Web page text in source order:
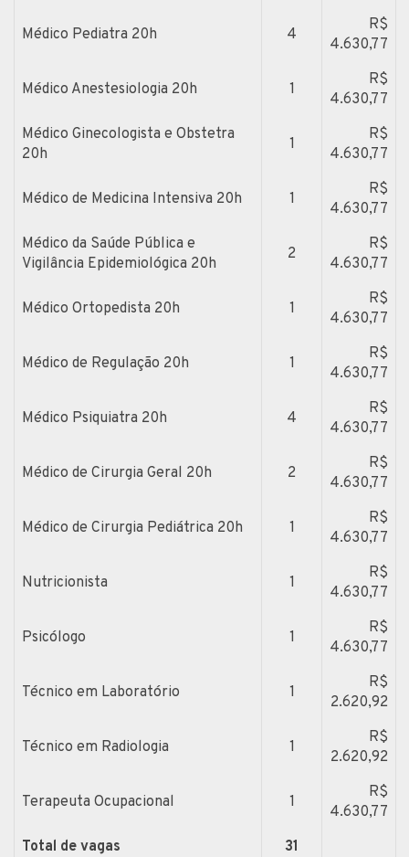
Médico Pediatra 20h 4
R$
4.630,77
Médico Anestesiologia 20h 1
R$
4.630,77
Médico Ginecologista e Obstetra
20h
1
R$
4.630,77
Médico de Medicina Intensiva 20h 1
R$
4.630,77
Médico da Saúde Pública e
Vigilância Epidemiológica 20h
2
R$
4.630,77
Médico Ortopedista 20h 1
R$
4.630,77
Médico de Regulação 20h 1
R$
4.630,77
Médico Psiquiatra 20h 4
R$
4.630,77
Médico de Cirurgia Geral 20h 2
R$
4.630,77
Médico de Cirurgia Pediátrica 20h 1
R$
4.630,77
Nutricionista 1
R$
4.630,77
Psicólogo 1
R$
4.630,77
Técnico em Laboratório 1
R$
2.620,92
Técnico em Radiologia 1
R$
2.620,92
Terapeuta Ocupacional 1
R$
4.630,77
Total de vagas
31